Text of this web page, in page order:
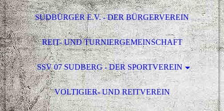
SUDBÜRGER E.V. - DER BÜRGERVEREIN
REIT- UND TURNIERGEMEINSCHAFT
SSV 07 SUDBERG - DER SPORTVEREIN
VOLTIGIER- UND REITVEREIN